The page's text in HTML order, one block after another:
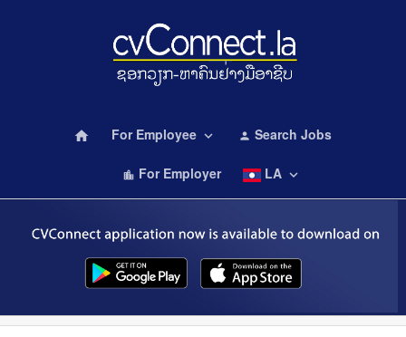
home For Employee keyboard_arrow_down person Search Jobs
location_city For Employer LA keyboard_arrow_down